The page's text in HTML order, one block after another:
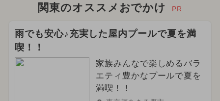
関東のオススメおでかけ PR
雨でも安心♪充実した屋内プールで夏を満
喫！！
家族みんなで楽しめるバラ
エティ豊かなプールで夏を
満喫！！